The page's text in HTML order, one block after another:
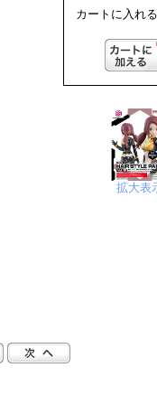
カートに入れ
拡大表